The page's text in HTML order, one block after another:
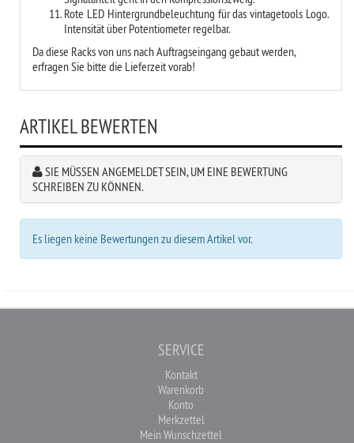
Rote LED Hintergrundbeleuchtung für das vintagetools Logo.
Intensität über Potentiometer regelbar.
Da diese Racks von uns nach Auftragseingang gebaut werden,
erfragen Sie bitte die Lieferzeit vorab!
ARTIKEL BEWERTEN
SIE MÜSSEN ANGEMELDET SEIN, UM EINE BEWERTUNG
SCHREIBEN ZU KÖNNEN.
Es liegen keine Bewertungen zu diesem Artikel vor.
SERVICE
Kontakt
Warenkorb
Konto
Merkzettel
Mein Wunschzettel